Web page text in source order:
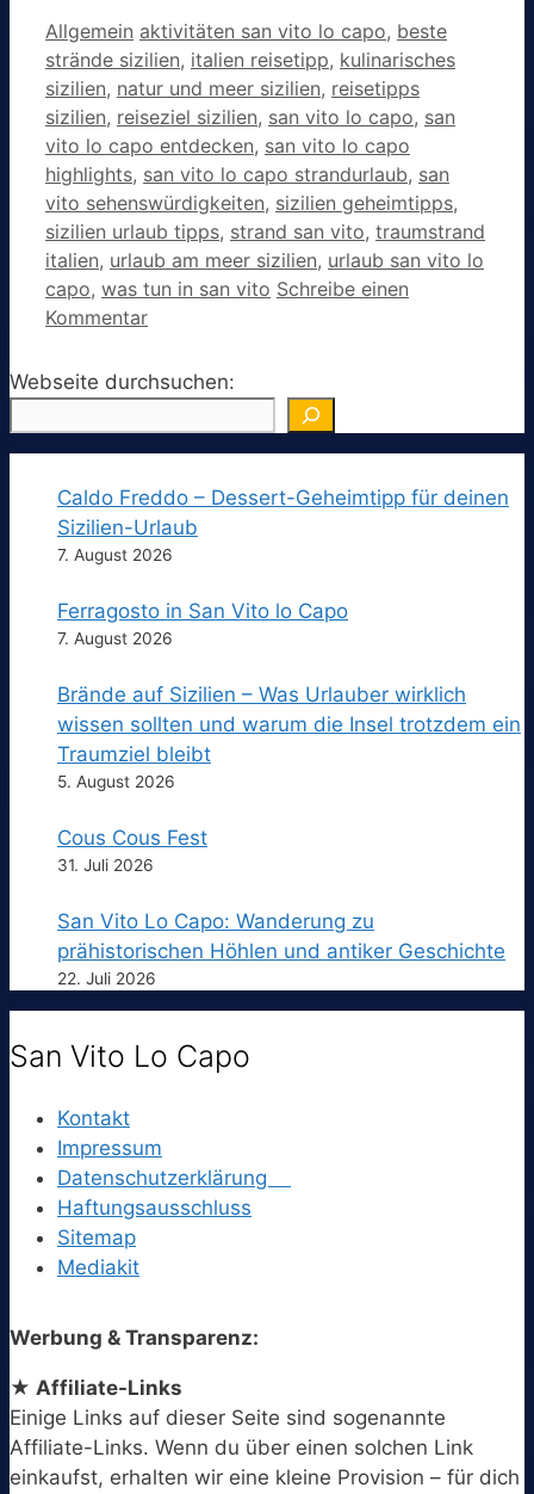
Kategorien
Allgemein Schlagwörter
aktivitäten san vito lo capo, beste
strände sizilien, italien reisetipp, kulinarisches
sizilien, natur und meer sizilien, reisetipps
sizilien, reiseziel sizilien, san vito lo capo, san
vito lo capo entdecken, san vito lo capo
highlights, san vito lo capo strandurlaub, san
vito sehenswürdigkeiten, sizilien geheimtipps,
sizilien urlaub tipps, strand san vito, traumstrand
italien, urlaub am meer sizilien, urlaub san vito lo
capo, was tun in san vito Schreibe einen
Kommentar
Webseite durchsuchen:
Caldo Freddo – Dessert-Geheimtipp für deinen
Sizilien-Urlaub
7. August 2026
Ferragosto in San Vito lo Capo
7. August 2026
Brände auf Sizilien – Was Urlauber wirklich
wissen sollten und warum die Insel trotzdem ein
Traumziel bleibt
5. August 2026
Cous Cous Fest
31. Juli 2026
San Vito Lo Capo: Wanderung zu
prähistorischen Höhlen und antiker Geschichte
22. Juli 2026
San Vito Lo Capo
Kontakt
Impressum
Datenschutzerklärung
Haftungsausschluss
Sitemap
Mediakit
Werbung & Transparenz:
★ Affiliate-Links
Einige Links auf dieser Seite sind sogenannte
Affiliate-Links. Wenn du über einen solchen Link
einkaufst, erhalten wir eine kleine Provision – für dich